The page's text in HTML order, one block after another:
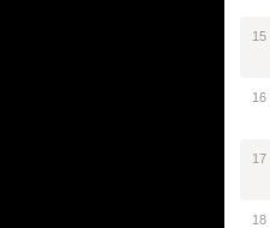
15
16
17
18